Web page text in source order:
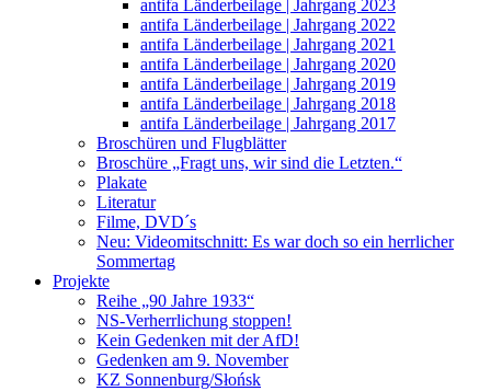
antifa Länderbeilage | Jahrgang 2023
antifa Länderbeilage | Jahrgang 2022
antifa Länderbeilage | Jahrgang 2021
antifa Länderbeilage | Jahrgang 2020
antifa Länderbeilage | Jahrgang 2019
antifa Länderbeilage | Jahrgang 2018
antifa Länderbeilage | Jahrgang 2017
Broschüren und Flugblätter
Broschüre „Fragt uns, wir sind die Letzten.“
Plakate
Literatur
Filme, DVD´s
Neu: Videomitschnitt: Es war doch so ein herrlicher
Sommertag
Projekte
Reihe „90 Jahre 1933“
NS-Verherrlichung stoppen!
Kein Gedenken mit der AfD!
Gedenken am 9. November
KZ Sonnenburg/Słońsk